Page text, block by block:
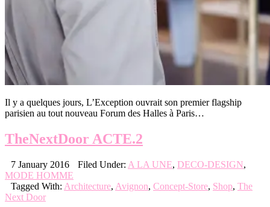
Il y a quelques jours, L’Exception ouvrait son premier flagship
parisien au tout nouveau Forum des Halles à Paris…
TheNextDoor ACTE.2
7 January 2016 Filed Under: A LA UNE, DECO-DESIGN,
MODE HOMME
Tagged With: Architecture, Avignon, Concept-Store, Shop, The
Next Door